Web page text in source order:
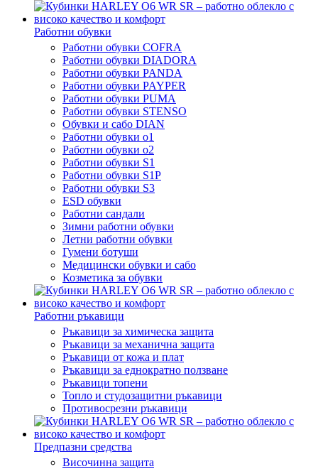
Работни обувки
Работни обувки COFRA
Работни обувки DIADORA
Работни обувки PANDA
Работни обувки PAYPER
Работни обувки PUMA
Работни обувки STENSO
Обувки и сабо DIAN
Работни обувки o1
Работни обувки o2
Работни обувки S1
Работни обувки S1P
Работни обувки S3
ESD обувки
Работни сандали
Зимни работни обувки
Летни работни обувки
Гумени ботуши
Медицински обувки и сабо
Козметика за обувки
Работни ръкавици
Ръкавици за химическа защита
Ръкавици за механична защита
Ръкавици от кожа и плат
Ръкавици за еднократно ползване
Ръкавици топени
Топло и студозащитни ръкавици
Противосрезни ръкавици
Предпазни средства
Височинна защита